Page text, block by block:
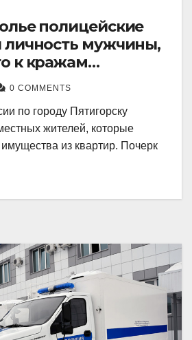
полицейские
личность мужчины,
к кражам
квартир в
0 COMMENTS
по городу Пятигорску
жителей, которые
из квартир. Почерк